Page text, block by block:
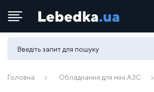
Телефони:
(067) 430 82-15
Головна Обладнання для міні АЗС